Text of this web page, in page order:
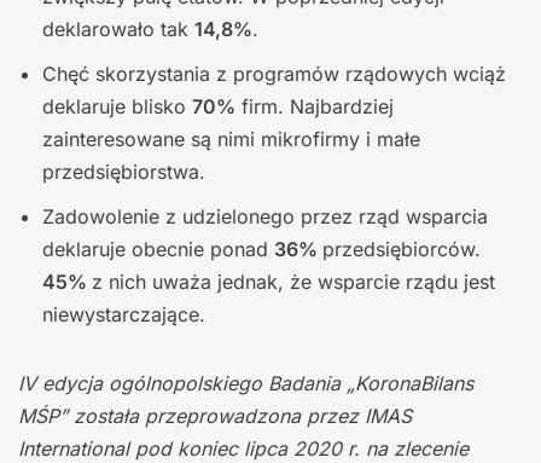
deklarowało tak 14,8%.
Chęć skorzystania z programów rządowych wciąż
deklaruje blisko 70% firm. Najbardziej
zainteresowane są nimi mikrofirmy i małe
przedsiębiorstwa.
Zadowolenie z udzielonego przez rząd wsparcia
deklaruje obecnie ponad 36% przedsiębiorców.
45% z nich uważa jednak, że wsparcie rządu jest
niewystarczające.
IV edycja ogólnopolskiego Badania „KoronaBilans
MŚP” została przeprowadzona przez IMAS
International pod koniec lipca 2020 r. na zlecenie